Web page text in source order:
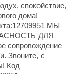
спокойствие,
дома!
МЫ
ДЛЯ
сопровождение
Звоните, с
Код